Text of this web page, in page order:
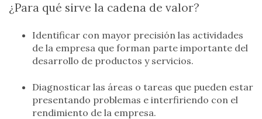
¿Para qué sirve la cadena de valor?
Identificar con mayor precisión las actividades
de la empresa que forman parte importante del
desarrollo de productos y servicios.
Diagnosticar las áreas o tareas que pueden estar
presentando problemas e interfiriendo con el
rendimiento de la empresa.